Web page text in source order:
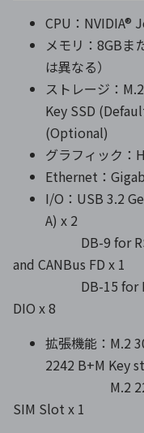
CPU：NVIDIA®
メモリ：8GBま
は異なる）
ストレージ：
Key SSD
(Optional)
グラフィック：
Ethernet：
I/O：USB 3.2
A) x 2
DB-9 for RS-
and CANBus FD x 1
DB-15 for RS-
DIO x 8
拡張機能：M.2
2242 B+M Key
M.2 2230 E
SIM Slot x 1